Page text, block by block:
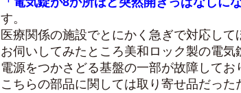
す。
医療関係の施設でとにかく急ぎで対応して
お伺いしてみたところ美和ロック製の電気
電源をつかさどる基盤の一部が故障してお
こちらの部品に関しては取り寄せ品だっ